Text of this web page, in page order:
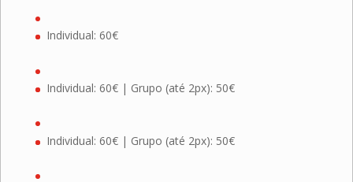
Individual: 60€
Individual: 60€ | Grupo (até 2px): 50€
Individual: 60€ | Grupo (até 2px): 50€